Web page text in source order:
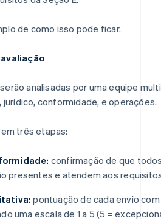
de como isso pode ficar.
analisadas por uma equipe
jurídico, conformidade, e operações.
três etapas:
confirmação de que
presentes e atendem aos
pontuação de cada envio
uma escala de 1 a 5 (5 =